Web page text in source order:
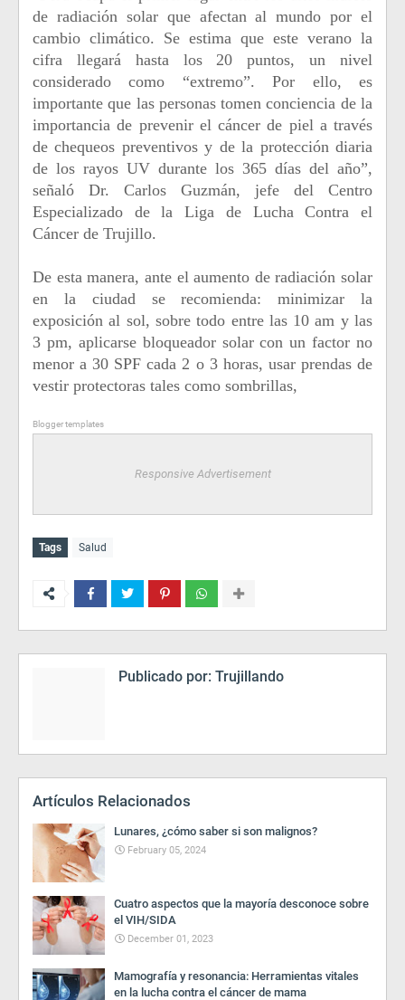
de radiación solar que afectan al mundo por el
cambio climático. Se estima que este verano la
cifra llegará hasta los 20 puntos, un nivel
considerado como “extremo”. Por ello, es
importante que las personas tomen conciencia de la
importancia de prevenir el cáncer de piel a través
de chequeos preventivos y de la protección diaria
de los rayos UV durante los 365 días del año”,
señaló Dr. Carlos Guzmán, jefe del Centro
Especializado de la Liga de Lucha Contra el
Cáncer de Trujillo.
De esta manera, ante el aumento de radiación solar
en la ciudad se recomienda: minimizar la
exposición al sol, sobre todo entre las 10 am y las
3 pm, aplicarse bloqueador solar con un factor no
menor a 30 SPF cada 2 o 3 horas, usar prendas de
vestir protectoras tales como sombrillas,
Blogger templates
Responsive Advertisement
Tags Salud
Publicado por: Trujillando
Artículos Relacionados
Lunares, ¿cómo saber si son malignos?
February 05, 2024
Cuatro aspectos que la mayoría desconoce sobre
el VIH/SIDA
December 01, 2023
Mamografía y resonancia: Herramientas vitales
en la lucha contra el cáncer de mama